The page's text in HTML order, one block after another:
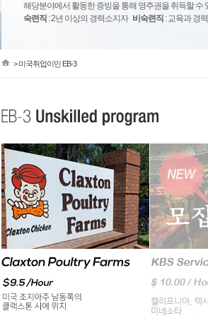
해당분야에서 활동한 증빙을 통해 영주권을 취득할 수
숙련직 : 2년 이상의 경력소지자 비숙련직 : 교육과 경
> 미국취업이민 EB-3